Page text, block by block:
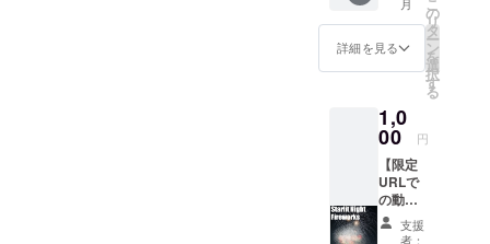
支援金
額は任
意で引
き上げ
可能で
検討頂
ければ
幸いで
す。 備
考欄に
応援し
ている
花火業
詳細を見る
の
リ
タ
ー
ン
を
選
択
す
る
1,0
00 円
【限定
URLで
の動画
配信】
花火大
支援
者：